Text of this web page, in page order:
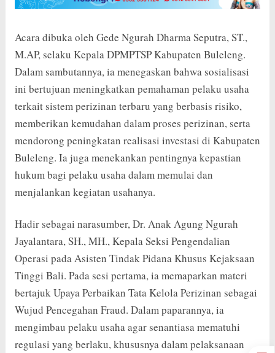
Acara dibuka oleh Gede Ngurah Dharma Seputra, ST.,
M.AP, selaku Kepala DPMPTSP Kabupaten Buleleng.
Dalam sambutannya, ia menegaskan bahwa sosialisasi
ini bertujuan meningkatkan pemahaman pelaku usaha
terkait sistem perizinan terbaru yang berbasis risiko,
memberikan kemudahan dalam proses perizinan, serta
mendorong peningkatan realisasi investasi di Kabupaten
Buleleng. Ia juga menekankan pentingnya kepastian
hukum bagi pelaku usaha dalam memulai dan
menjalankan kegiatan usahanya.
Hadir sebagai narasumber, Dr. Anak Agung Ngurah
Jayalantara, SH., MH., Kepala Seksi Pengendalian
Operasi pada Asisten Tindak Pidana Khusus Kejaksaan
Tinggi Bali. Pada sesi pertama, ia memaparkan materi
bertajuk Upaya Perbaikan Tata Kelola Perizinan sebagai
Wujud Pencegahan Fraud. Dalam paparannya, ia
mengimbau pelaku usaha agar senantiasa mematuhi
regulasi yang berlaku, khususnya dalam pelaksanaan